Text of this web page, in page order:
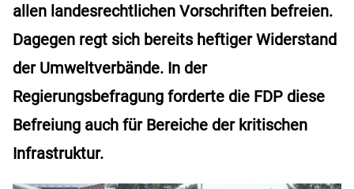
allen landesrechtlichen Vorschriften befreien.
Dagegen regt sich bereits heftiger Widerstand
der Umweltverbände. In der
Regierungsbefragung forderte die FDP diese
Befreiung auch für Bereiche der kritischen
Infrastruktur.